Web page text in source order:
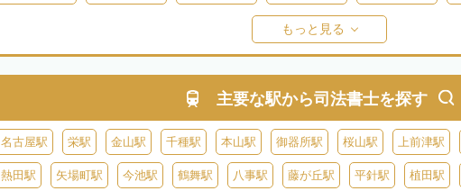
北設楽郡設楽町
もっと見る
主要な駅から司法書士を探す
名古屋駅 栄駅 金山駅 千種駅 本山駅 御器所駅 桜山駅 上前津駅
熱田駅 矢場町駅 今池駅 鶴舞駅 八事駅 藤が丘駅 平針駅 植田駅